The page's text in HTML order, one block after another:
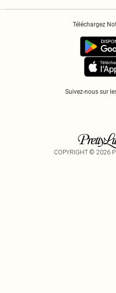
Suivez-nous sur
Téléchargez
COPYRIGHT © 2026